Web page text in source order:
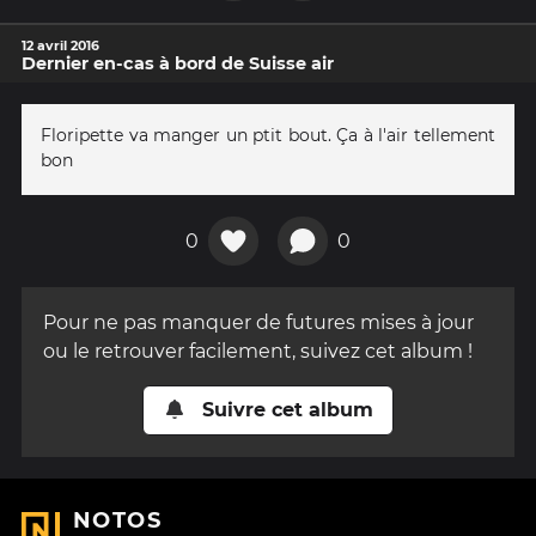
12 avril 2016
Dernier en-cas à bord de Suisse air
Floripette va manger un ptit bout. Ça à l'air tellement
bon
0 0
Pour ne pas manquer de futures mises à jour
ou le retrouver facilement, suivez cet album !
Suivre cet album
NOTOS